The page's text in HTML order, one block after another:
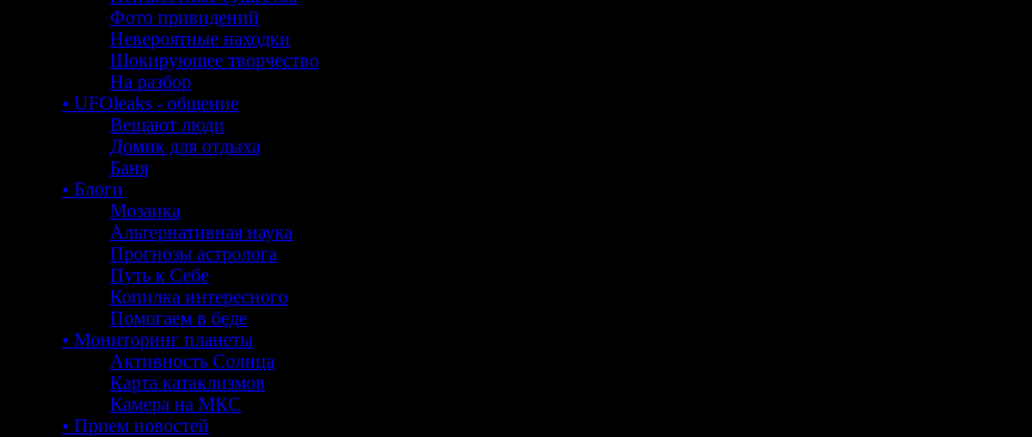
Фото привидений
Невероятные находки
Шокирующее творчество
На разбор
• UFOleaks - общение
Вещают люди
Домик для отдыха
Баня
• Блоги
Мозаика
Альтернативная наука
Прогнозы астролога
Путь к Себе
Копилка интересного
Помогаем в беде
• Мониторинг планеты
Активность Солнца
Карта катаклизмов
Камера на МКС
• Прием новостей